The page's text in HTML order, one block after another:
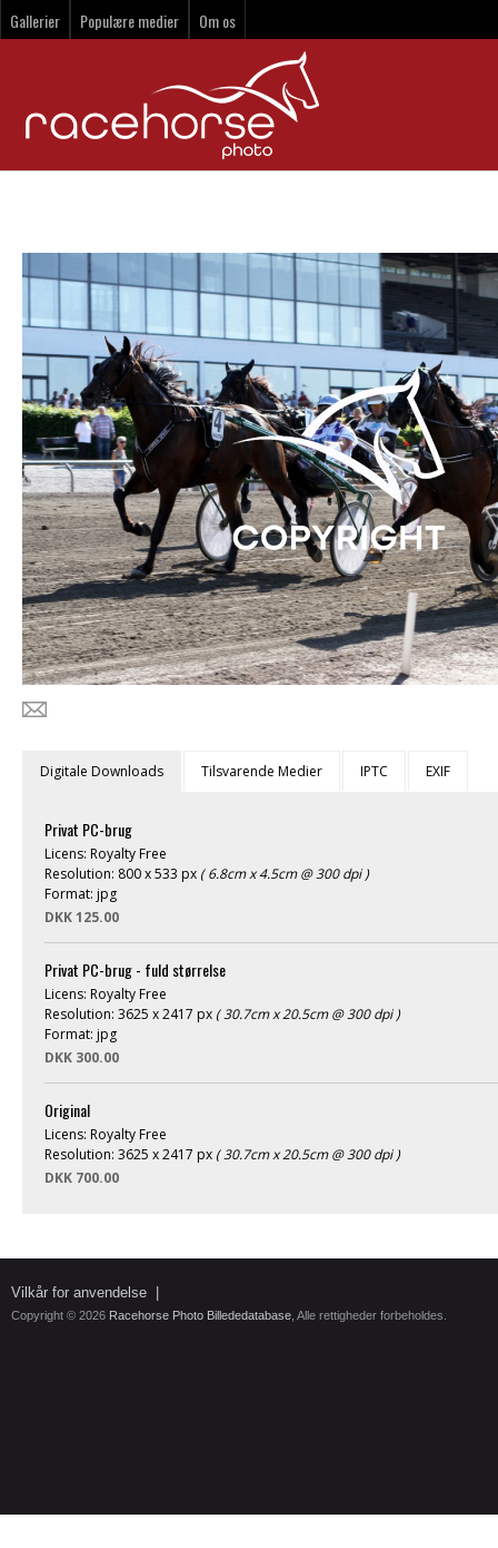
Gallerier Populære medier Om os
Digitale Downloads Tilsvarende Medier IPTC EXIF
Privat PC-brug
Licens: Royalty Free
Resolution: 800 x 533 px ( 6.8cm x 4.5cm @ 300 dpi )
Format: jpg
DKK 125.00
Privat PC-brug - fuld størrelse
Licens: Royalty Free
Resolution: 3625 x 2417 px ( 30.7cm x 20.5cm @ 300 dpi )
Format: jpg
DKK 300.00
Original
Licens: Royalty Free
Resolution: 3625 x 2417 px ( 30.7cm x 20.5cm @ 300 dpi )
DKK 700.00
Vilkår for anvendelse
Copyright © 2026 Racehorse Photo Billededatabase , Alle rettigheder forbeholdes.